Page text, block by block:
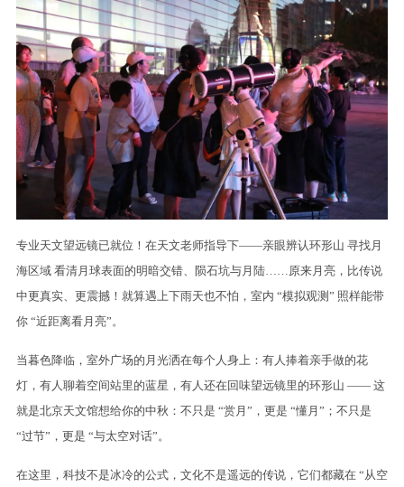
专业天文望远镜已就位！在天文老师指导下——亲眼辨认环形山 寻找月
海区域 看清月球表面的明暗交错、陨石坑与月陆……原来月亮，比传说
中更真实、更震撼！就算遇上下雨天也不怕，室内 “模拟观测” 照样能带
你 “近距离看月亮”。
当暮色降临，室外广场的月光洒在每个人身上：有人捧着亲手做的花
灯，有人聊着空间站里的蓝星，有人还在回味望远镜里的环形山 —— 这
就是北京天文馆想给你的中秋：不只是 “赏月”，更是 “懂月”；不只是
“过节”，更是 “与太空对话”。
在这里，科技不是冰冷的公式，文化不是遥远的传说，它们都藏在 “从空